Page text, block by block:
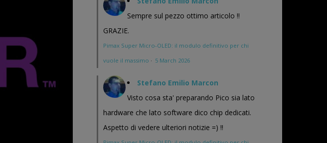
Sempre sul pezzo ottimo articolo !!
GRAZIE.
Pimax Super Micro-OLED: il modulo definitivo per chi
vuole il massimo · 5 March 2026
Stefano Emilio Marcon
Visto cosa sta' preparando Pico sia lato
hardware che lato software dico chip dedicati.
Aspetto di vedere ulteriori notizie =) !!